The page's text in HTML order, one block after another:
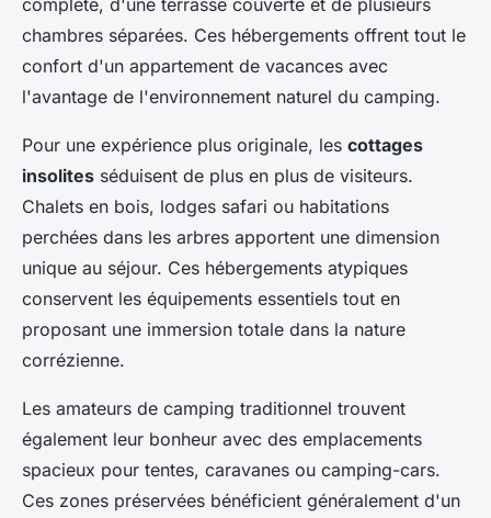
chambres séparées. Ces hébergements offrent tout le
confort d'un appartement de vacances avec
l'avantage de l'environnement naturel du camping.
Pour une expérience plus originale, les cottages
insolites séduisent de plus en plus de visiteurs.
Chalets en bois, lodges safari ou habitations
perchées dans les arbres apportent une dimension
unique au séjour. Ces hébergements atypiques
conservent les équipements essentiels tout en
proposant une immersion totale dans la nature
corrézienne.
Les amateurs de camping traditionnel trouvent
également leur bonheur avec des emplacements
spacieux pour tentes, caravanes ou camping-cars.
Ces zones préservées bénéficient généralement d'un